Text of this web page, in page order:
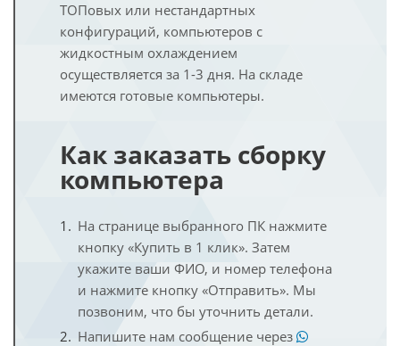
ТОПовых или нестандартных
конфигураций, компьютеров с
жидкостным охлаждением
осуществляется за 1-3 дня. На складе
имеются готовые компьютеры.
Как заказать сборку
компьютера
На странице выбранного ПК нажмите
кнопку «Купить в 1 клик». Затем
укажите ваши ФИО, и номер телефона
и нажмите кнопку «Отправить». Мы
позвоним, что бы уточнить детали.
Напишите нам сообщение через